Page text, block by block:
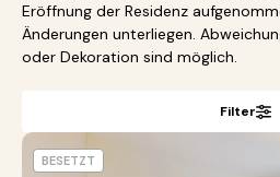
Eröffnung der Residenz
Änderungen unterliegen.
oder Dekoration sind möglich.
Filter
BESETZT